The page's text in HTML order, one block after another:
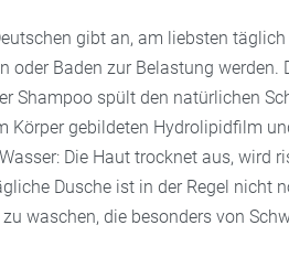
gibt an, am liebsten
oder Baden zur Belastung
Shampoo spült den natürlichen
Körper gebildeten Hydrolipidfilm
Die Haut trocknet aus, wird
Dusche ist in der Regel nicht
waschen, die besonders von